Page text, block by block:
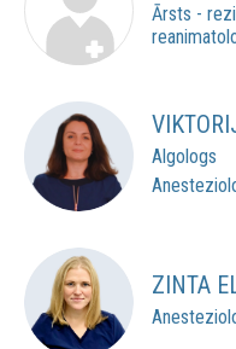
Ārsts -
Algologs
ZINTA